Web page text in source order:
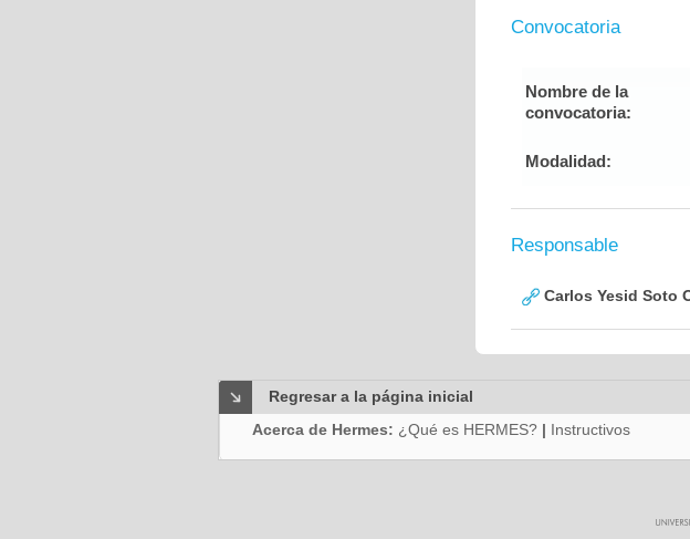
Convocatoria
Nombre de la
convocatoria:
Modalidad:
Responsable
Carlos Yesid Soto
Regresar a la página inicial
Acerca de Hermes: ¿Qué es HERMES? | Instructivos